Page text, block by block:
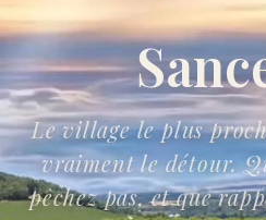
Le village le plus
vraiment le détour.
pêchez pas, et que